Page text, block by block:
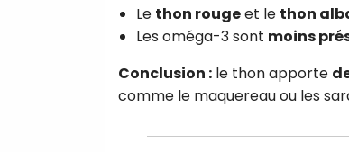
Le thon rougeet le thon
Les oméga-3 sont moins
Conclusion : le thon apporte
comme le maquereau ou les